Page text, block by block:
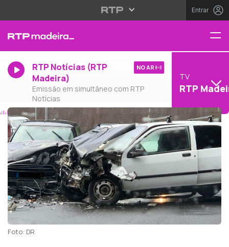
Entrar
RTP Notícias (RTP
Madeira)
Emissão em simultâneo com RTP
Notícias
NO AR
TV
RTP
Foto: DR